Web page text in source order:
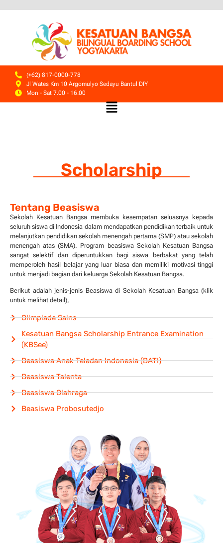
(+62) 817-0000-778
Jl Wates Km 10 Argomulyo Sedayu Bantul DIY
Mon - Sat 7.00 - 16.00
Scholarship
Tentang Beasiswa
Sekolah Kesatuan Bangsa membuka kesempatan seluasnya kepada
seluruh siswa di Indonesia dalam mendapatkan pendidikan terbaik untuk
melanjutkan pendidikan sekolah menengah pertama (SMP) atau sekolah
menengah atas (SMA). Program beasiswa Sekolah Kesatuan Bangsa
sangat selektif dan diperuntukkan bagi siswa berbakat yang telah
memperoleh hasil belajar yang luar biasa dan memiliki motivasi tinggi
untuk menjadi bagian dari keluarga Sekolah Kesatuan Bangsa.
Berikut adalah jenis-jenis Beasiswa di Sekolah Kesatuan Bangsa (klik
untuk melihat detail),
Olimpiade Sains
Kesatuan Bangsa Scholarship Entrance Examination
(KBSee)
Beasiswa Anak Teladan Indonesia (BATI)
Beasiswa Talenta
Beasiswa Olahraga
Beasiswa Probosutedjo